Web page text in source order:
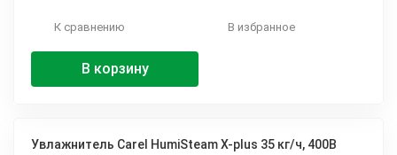
К сравнению В избранное
В корзину
Увлажнитель Carel HumiSteam X-plus 35 кг/ч, 400В